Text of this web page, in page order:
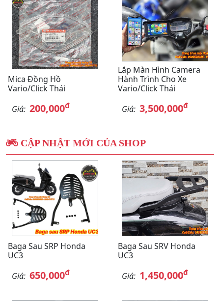
Mica Đồng Hồ
Vario/Click Thái
Giá: 200,000đ
Lắp Màn Hình Camera
Hành Trình Cho Xe
Vario/Click Thái
Giá: 3,500,000đ
CẬP NHẬT MỚI CỦA SHOP
Baga Sau SRP Honda
UC3
Giá: 650,000đ
Baga Sau SRV Honda
UC3
Giá: 1,450,000đ